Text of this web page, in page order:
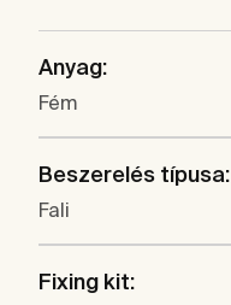
Anyag:
Fém
Beszerelés típusa:
Fali
Fixing kit: